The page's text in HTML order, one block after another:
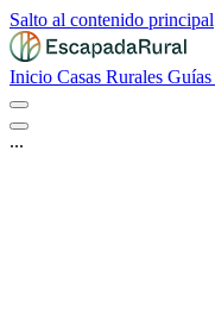
Salto al contenido principal
Inicio Casas Rurales Guías
...